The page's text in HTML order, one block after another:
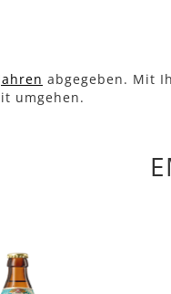
abgegeben. Mit
umgehen.